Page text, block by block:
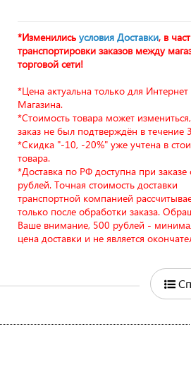
*Изменилисьусловия Доставки, в
транспортировки заказов между
торговой сети!
*Цена актуальна только для Интернет
Магазина.
*Стоимость товара может
заказ не был подтверждён в течение
*Скидка "-10, -20%" уже учтена в
товара.
*Доставка по РФ доступна при заказе
рублей. Точная стоимость доставки
транспортной компанией
только после обработки заказа.
Ваше внимание, 500 рублей -
цена доставки и не является